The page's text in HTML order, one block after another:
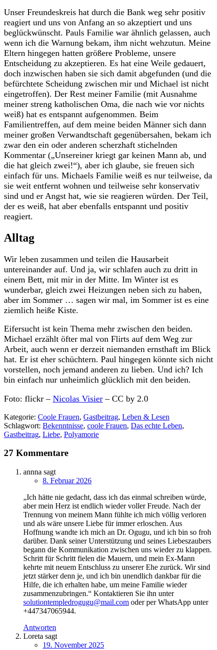
Unser Freundeskreis hat durch die Bank weg sehr positiv
reagiert und uns von Anfang an so akzeptiert und uns
beglückwünscht. Pauls Familie war ähnlich gelassen, auch
wenn ich die Warnung bekam, ihm nicht wehzutun. Meine
Eltern hingegen hatten größere Probleme, unsere
Entscheidung zu akzeptieren. Es hat eine Weile gedauert,
doch inzwischen haben sie sich damit abgefunden (und die
befürchtete Scheidung zwischen mir und Michael ist nicht
eingetroffen). Der Rest meiner Familie (mit Ausnahme
meiner streng katholischen Oma, die nach wie vor nichts
weiß) hat es entspannt aufgenommen. Beim
Familientreffen, auf dem meine beiden Männer sich dann
meiner großen Verwandtschaft gegenübersahen, bekam ich
zwar den ein oder anderen scherzhaft stichelnden
Kommentar („Unsereiner kriegt gar keinen Mann ab, und
die hat gleich zwei!“), aber ich glaube, sie freuen sich
einfach für uns. Michaels Familie weiß es nur teilweise, da
sie weit entfernt wohnen und teilweise sehr konservativ
sind und er Angst hat, wie sie reagieren würden. Der Teil,
der es weiß, hat aber ebenfalls entspannt und positiv
reagiert.
Alltag
Wir leben zusammen und teilen die Hausarbeit
untereinander auf. Und ja, wir schlafen auch zu dritt in
einem Bett, mit mir in der Mitte. Im Winter ist es
wunderbar, gleich zwei Heizungen neben sich zu haben,
aber im Sommer … sagen wir mal, im Sommer ist es eine
ziemlich heiße Kiste.
Eifersucht ist kein Thema mehr zwischen den beiden.
Michael erzählt öfter mal von Flirts auf dem Weg zur
Arbeit, auch wenn er derzeit niemanden ernsthaft im Blick
hat. Er ist eher schüchtern. Paul hingegen könnte sich nicht
vorstellen, noch jemand anderen zu lieben. Und ich? Ich
bin einfach nur unheimlich glücklich mit den beiden.
Foto: flickr – Nicolas Visier – CC by 2.0
Kategorie: Coole Frauen, Gastbeitrag, Leben & Lesen
Schlagwort: Bekenntnisse, coole Frauen, Das echte Leben,
Gastbeitrag, Liebe, Polyamorie
27 Kommentare
annna sagt
8. Februar 2026
„Ich hätte nie gedacht, dass ich das einmal schreiben würde,
aber mein Herz ist endlich wieder voller Freude. Nach der
Trennung von meinem Mann fühlte ich mich völlig verloren
und als wäre unsere Liebe für immer erloschen. Aus
Hoffnung wandte ich mich an Dr. Ogugu, und ich bin so froh
darüber. Dank seiner Unterstützung und seines Liebeszaubers
begann die Kommunikation zwischen uns wieder zu klappen.
Schritt für Schritt fielen die Mauern, und mein Ex-Mann
kehrte mit neuem Entschluss zu unserer Ehe zurück. Wir sind
jetzt stärker denn je, und ich bin unendlich dankbar für die
Hilfe, die ich erhalten habe, um meine Familie wieder
zusammenzubringen.“ Kontaktieren Sie ihn unter
solutiontempledrogugu@mail.com oder per WhatsApp unter
+447347065944.
Antworten
Loreta sagt
19. November 2025